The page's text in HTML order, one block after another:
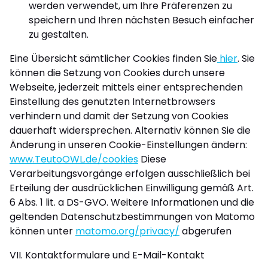
werden verwendet, um Ihre Präferenzen zu
speichern und Ihren nächsten Besuch einfacher
zu gestalten.
Eine Übersicht sämtlicher Cookies finden Sie hier. Sie
können die Setzung von Cookies durch unsere
Webseite, jederzeit mittels einer entsprechenden
Einstellung des genutzten Internetbrowsers
verhindern und damit der Setzung von Cookies
dauerhaft widersprechen. Alternativ können Sie die
Änderung in unseren Cookie-Einstellungen ändern:
www.TeutoOWL.de/cookies Diese
Verarbeitungsvorgänge erfolgen ausschließlich bei
Erteilung der ausdrücklichen Einwilligung gemäß Art.
6 Abs. 1 lit. a DS-GVO. Weitere Informationen und die
geltenden Datenschutzbestimmungen von Matomo
können unter matomo.org/privacy/ abgerufen
VII. Kontaktformulare und E-Mail-Kontakt